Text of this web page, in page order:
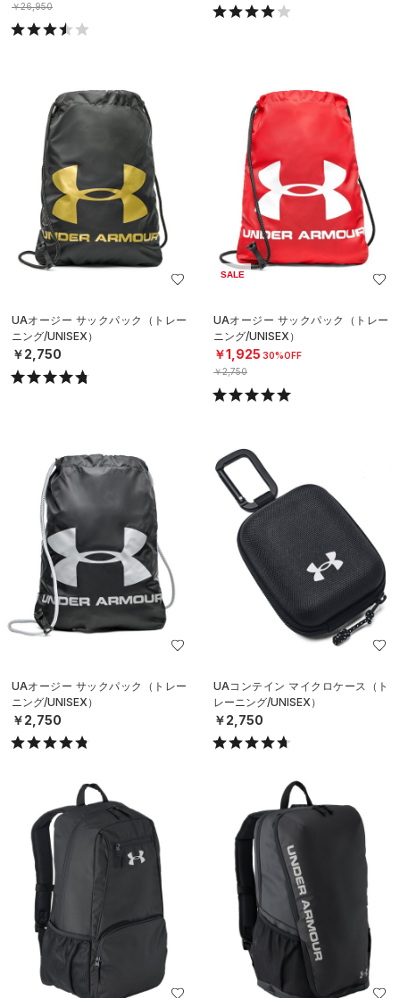
￥26,950
UAオージー サックパック（トレー
ニング/UNISEX）
￥2,750
SALE
UAオージー サックパック（トレー
ニング/UNISEX）
￥1,925 30%OFF
￥2,750
UAオージー サックパック（トレー
ニング/UNISEX）
￥2,750
UAコンテイン マイクロケース（ト
レーニング/UNISEX）
￥2,750